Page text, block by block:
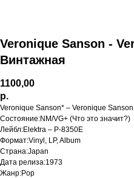
Veronique Sanson -
Винтажная
1100,00
р.
Veronique Sanson* ‎– Veronique Sanson
Состояние:NM/VG+ (Что это значит?)
Лейбл:Elektra ‎– P-8350E
Формат:Vinyl, LP, Album
Страна:Japan
Дата релиза:1973
Жанр:Pop